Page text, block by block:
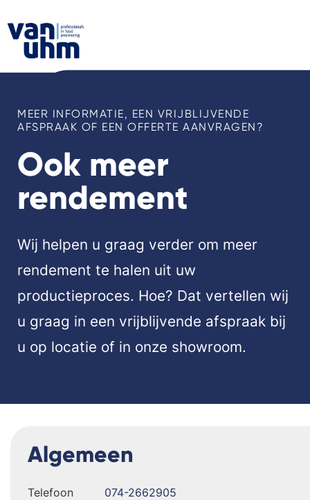
MEER INFORMATIE, EEN VRIJBLIJVENDE
AFSPRAAK OF EEN OFFERTE AANVRAGEN?
Ook meer
rendement
Wij helpen u graag verder om meer
rendement te halen uit uw
productieproces. Hoe? Dat vertellen wij
u graag in een vrijblijvende afspraak bij
u op locatie of in onze showroom.
Algemeen
Telefoon
074-2662905